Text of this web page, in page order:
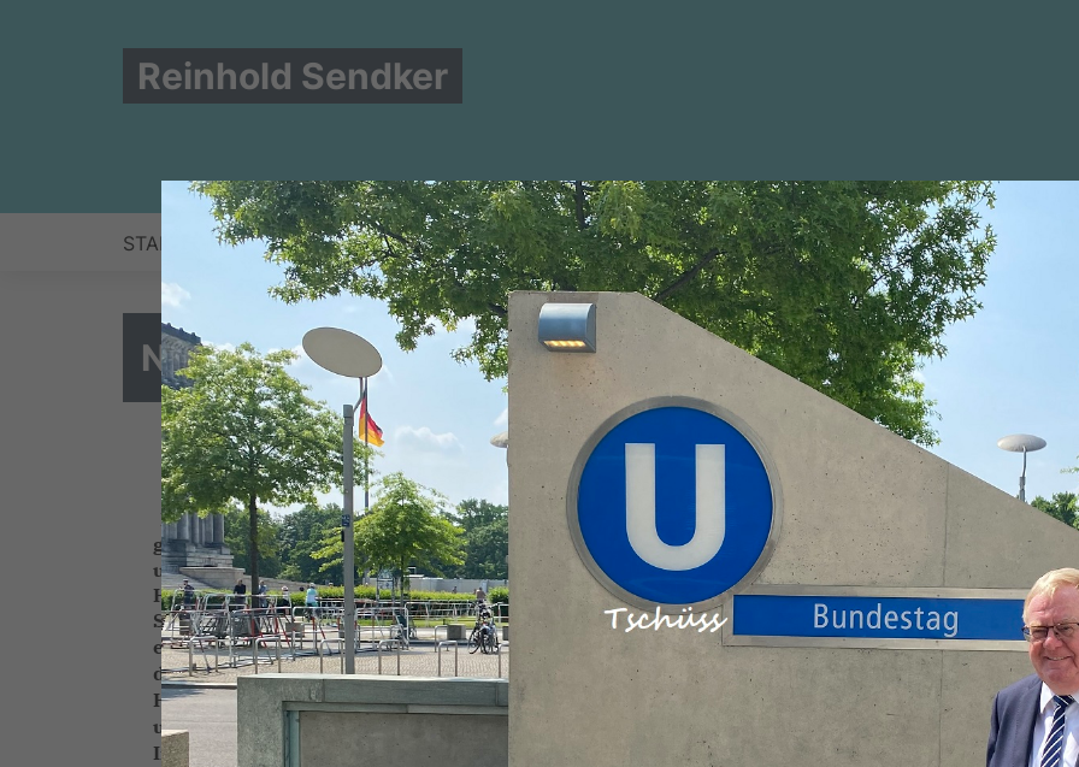
Reinhold Sendker
START NEWS ZUR PERSON BERLIN WAHLKREIS POSITIONEN BILDER NEWSLETTER
NEUES AUS DER PARLAMENTSWOCHE
Europäische Außengrenzen sichern, humanitäre Hilfe leisten.
Die Lage an der türkisch-
griechischen und türkisch-bulgarischen Grenze erfordert enge europäische Koordination und
unmissverständliche Kommunikation: Wir dulden keine illegalen Grenzübertritte. Die
Haltung des griechischen Ministerpräsidenten Kyriakos Mitsotakis verdient unser aller
Solidarität.Wir werden in den kommenden Tagen und Wochen weiterhin dafür sorgen, die
europäischen Außengrenzen zu sichern und die humanitäre Not zu lindern. Dazu gehörten vor
die Stärkung der europäischen Grenzschutzbehörde Frontex und die Zusammenarbeit mit
Herkunfts- und Transitländern. Die Türkei beherbergt mehrere Millionen Flüchtlinge. Deshalb
und bleibt die Kooperation zwischen der EU und der Türkei bei Migrationsfragen im
Interesse. Wir stehen zu unserem Wort.